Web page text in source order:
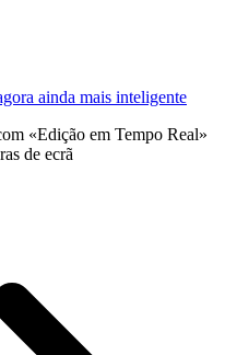
ainda mais inteligente
«Edição em Tempo Real»
de ecrã